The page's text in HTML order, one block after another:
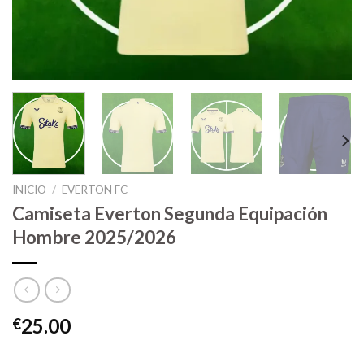
INICIO / EVERTON FC
Camiseta Everton Segunda Equipación
Hombre 2025/2026
€25.00